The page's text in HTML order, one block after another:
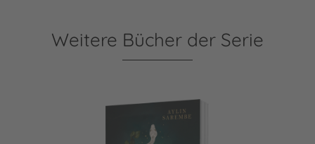
Weitere Bücher der Serie